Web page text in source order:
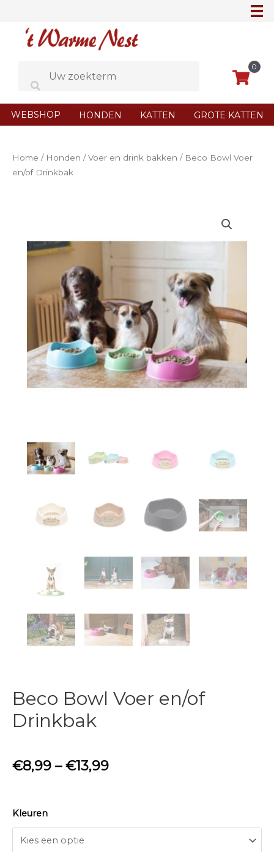
0
WEBSHOP HONDEN KATTEN GROTE KATTEN
Home / Honden /Voer en drink bakken / Beco Bowl Voer
en/of Drinkbak
Beco Bowl Voer en/of
Drinkbak
€8,99 –€13,99
Kleuren